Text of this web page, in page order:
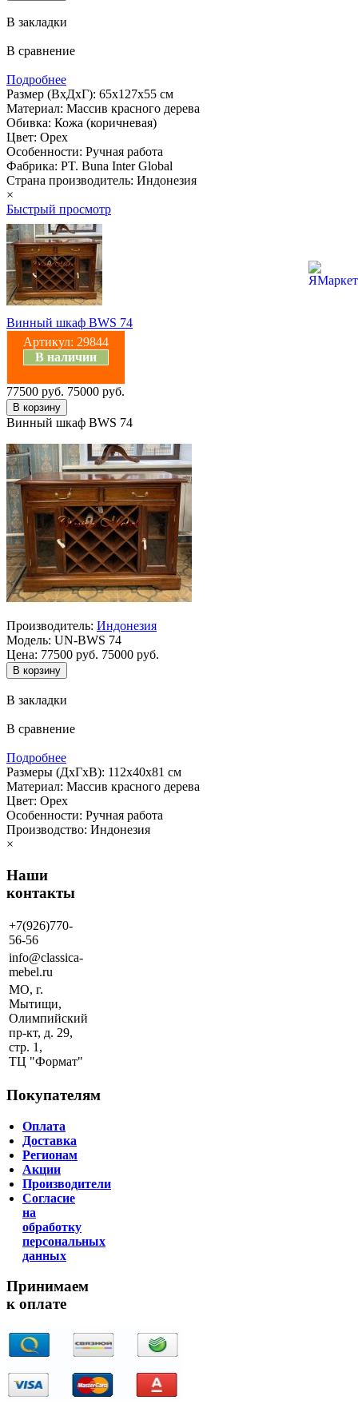
В закладки
В сравнение
Подробнее
Размер (ВхДхГ): 65х127х55 см
Материал: Массив красного дерева
Обивка: Кожа (коричневая)
Цвет: Орех
Особенности: Ручная работа
Фабрика: PT. Buna Inter Global
Страна производитель: Индонезия
×
Быстрый просмотр
Винный шкаф BWS 74
Артикул: 29844
В наличии
77500 руб. 75000 руб.
Винный шкаф BWS 74
Производитель: Индонезия
Модель: UN-BWS 74
Цена: 77500 руб. 75000 руб.
В закладки
В сравнение
Подробнее
Размеры (ДхГхВ): 112х40х81 см
Материал: Массив красного дерева
Цвет: Орех
Особенности: Ручная работа
Производство: Индонезия
×
Наши
контакты
+7(926)770-
56-56
info@classica-
mebel.ru
МО, г.
Мытищи,
Олимпийский
пр-кт, д. 29,
стр. 1,
ТЦ "Формат"
Покупателям
Оплата
Доставка
Регионам
Акции
Производители
Согласие
на
обработку
персональных
данных
Принимаем
к оплате